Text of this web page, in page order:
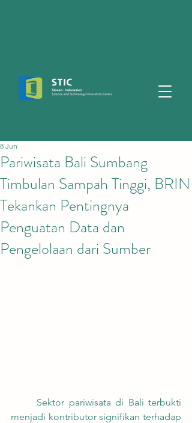
Pariwisata Bali Sumbang
Timbulan Sampah Tinggi, BRIN
Tekankan Pentingnya
Penguatan Data dan
Pengelolaan dari Sumber
8 Jun
menjadi kontributor signifikan terhadap